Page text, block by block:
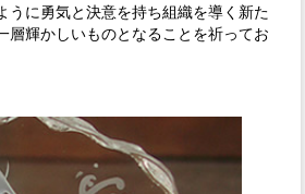
うに勇気と決意を持ち組織を導く新た
層輝かしいものとなることを祈ってお